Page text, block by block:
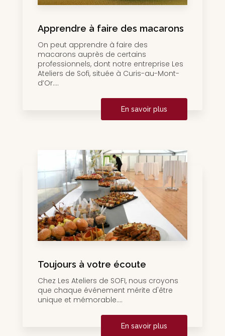
Apprendre à faire des macarons
On peut apprendre à faire des
macarons auprès de certains
professionnels, dont notre entreprise Les
Ateliers de Sofi, située à Curis-au-Mont-
d’Or....
En savoir plus
Toujours à votre écoute
Chez Les Ateliers de SOFI, nous croyons
que chaque événement mérite d'être
unique et mémorable....
En savoir plus